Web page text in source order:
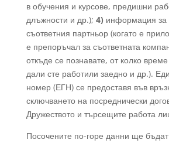
в обучения и курсове, предишни
длъжности и др.); 4) информация за
съответния партньор (когато е
е препоръчал за съответната
откъде се познавате, от колко
дали сте работили заедно и др.).
номер (ЕГН) се предоставя във
сключването на посреднически
Дружеството и търсещите работа
Посочените по-горе данни ще